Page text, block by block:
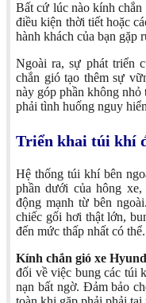
Bất cứ lúc nào kính chắn
điều kiện thời tiết hoặc
hành khách của bạn gặp
Ngoài ra, sự phát triển
chắn gió tạo thêm sự
này góp phần không
phải tình huống nguy
Triển khai túi khí
Hệ thống túi khí bên
phần dưới của hông
động mạnh từ bên
chiếc gối hơi thật lớn,
đến mức thấp nhất có thể.
Kính chắn gió xe
đối về việc bung các túi
nạn bất ngờ. Đảm bảo